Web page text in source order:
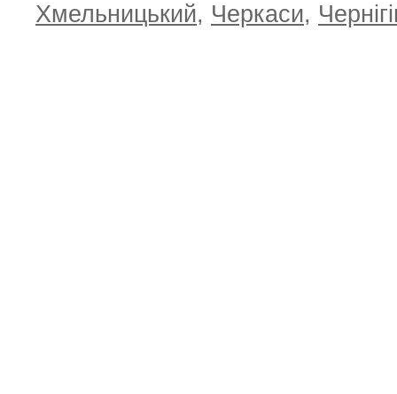
Хмельницький, Черкаси,